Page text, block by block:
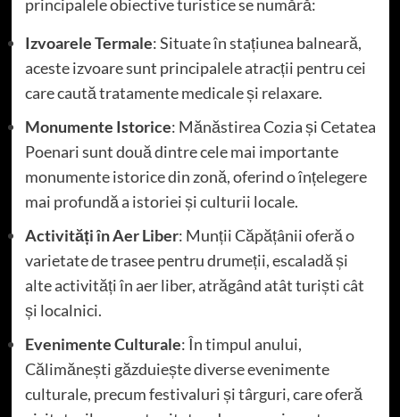
principalele obiective turistice se numără:
Izvoarele Termale: Situate în stațiunea balneară,
aceste izvoare sunt principalele atracții pentru cei
care caută tratamente medicale și relaxare.
Monumente Istorice: Mănăstirea Cozia și Cetatea
Poenari sunt două dintre cele mai importante
monumente istorice din zonă, oferind o înțelegere
mai profundă a istoriei și culturii locale.
Activități în Aer Liber: Munții Căpățânii oferă o
varietate de trasee pentru drumeții, escaladă și
alte activități în aer liber, atrăgând atât turiști cât
și localnici.
Evenimente Culturale: În timpul anului,
Călimănești găzduiește diverse evenimente
culturale, precum festivaluri și târguri, care oferă